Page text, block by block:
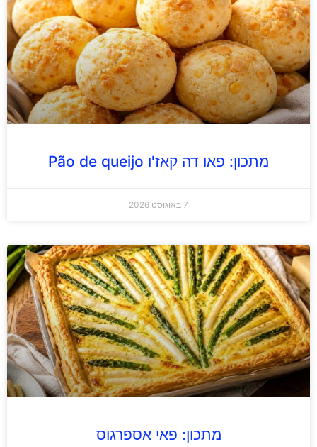
מתכון: פאו דה קאז'ו Pão de queijo
7 באוגוסט 2026
מתכון: פאי אספרגוס